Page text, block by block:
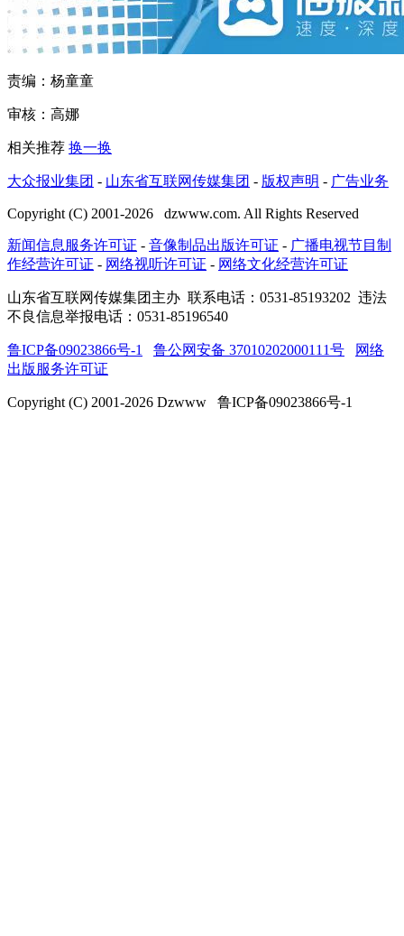
责编：杨童童
审核：高娜
相关推荐 换一换
大众报业集团 - 山东省互联网传媒集团 - 版权声明 - 广告业务
Copyright (C) 2001-2026 dzwww.com. All Rights Reserved
新闻信息服务许可证 - 音像制品出版许可证 - 广播电视节目制
作经营许可证 - 网络视听许可证 - 网络文化经营许可证
山东省互联网传媒集团主办 联系电话：0531-85193202 违法
不良信息举报电话：0531-85196540
鲁ICP备09023866号-1 鲁公网安备 37010202000111号
网络
出版服务许可证
Copyright (C) 2001-2026 Dzwww 鲁ICP备09023866号-1